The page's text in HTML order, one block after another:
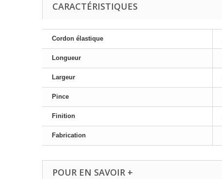
CARACTÉRISTIQUES
Cordon élastique
Longueur
Largeur
Pince
Finition
Fabrication
POUR EN SAVOIR +